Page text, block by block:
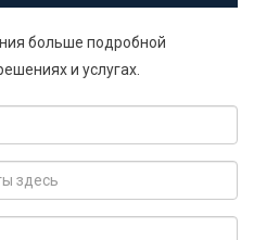
больше подробной
и услугах.